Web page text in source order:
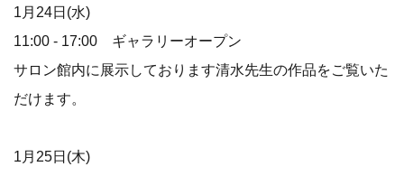
1月24日(水)
11:00 - 17:00 ギャラリーオープン
サロン館内に展示しております清水先生の作品をご覧いた
だけます。
1月25日(木)